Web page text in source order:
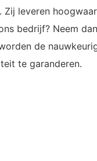
Zij leveren
bedrijf? Neem
de
te garanderen.